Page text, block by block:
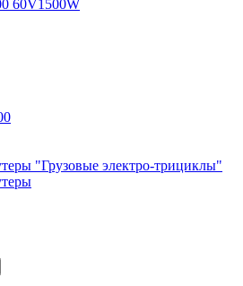
60V1500W
"Грузовые электро‑трициклы"